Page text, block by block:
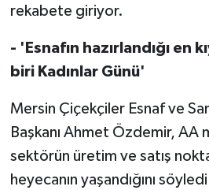
rekabete giriyor.
- 'Esnafın hazırlandığı en
biri Kadınlar Günü'
Mersin Çiçekçiler Esnaf ve
Başkanı Ahmet Özdemir, AA
sektörün üretim ve satış
heyecanın yaşandığını